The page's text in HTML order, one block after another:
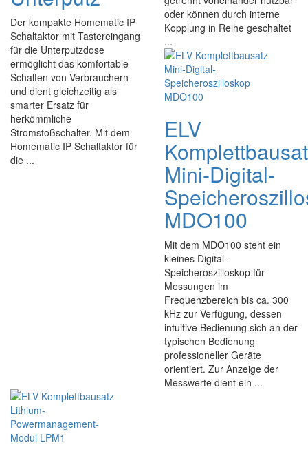
Der kompakte Homematic IP
Schaltaktor mit Tastereingang
für die Unterputzdose
ermöglicht das komfortable
Schalten von Verbrauchern
und dient gleichzeitig als
smarter Ersatz für
herkömmliche
Stromstoßschalter. Mit dem
Homematic IP Schaltaktor für
die ...
oder können durch interne
Kopplung in Reihe geschaltet
...
ELV
Mini-Digital-
MDO100
Mit dem MDO100 steht ein
kleines Digital-
Speicheroszilloskop für
Messungen im
Frequenzbereich bis ca. 300
kHz zur Verfügung, dessen
intuitive Bedienung sich an der
typischen Bedienung
professioneller Geräte
orientiert. Zur Anzeige der
Messwerte dient ein ...